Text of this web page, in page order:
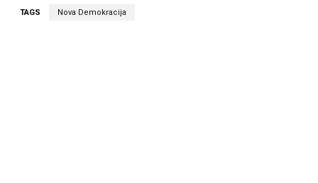
TAGS Nova Demokracija